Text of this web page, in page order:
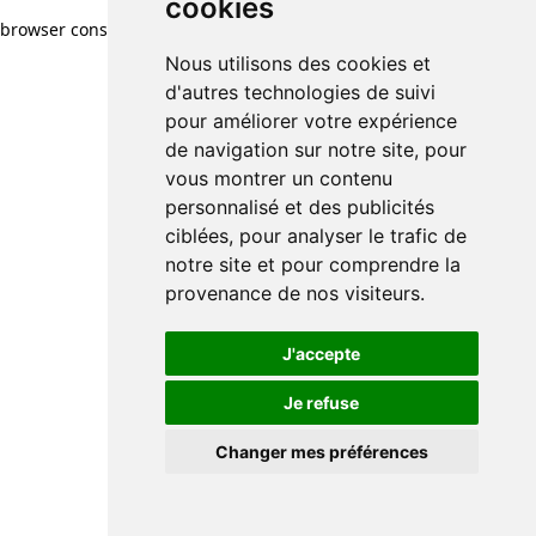
cookies
Nous utilisons des cookies et
d'autres technologies de suivi
pour améliorer votre expérience
de navigation sur notre site, pour
vous montrer un contenu
personnalisé et des publicités
ciblées, pour analyser le trafic de
notre site et pour comprendre la
provenance de nos visiteurs.
J'accepte
Je refuse
Changer mes préférences
browser console for more information)